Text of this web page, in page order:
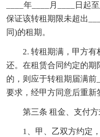
____年____月____日起
保证该转租期限未超出
同)的租期。
2. 转租期满，甲方
还。在租赁合同约定的
的，则应于转租期届满前
要求，经甲方同意后重新
第三条 租金、支付
1、甲、乙双方约定